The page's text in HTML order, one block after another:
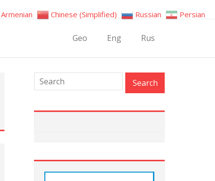
Geo Eng Rus
Armenian Chinese (Simplified) Russian Persian